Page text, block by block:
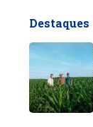
Destaques